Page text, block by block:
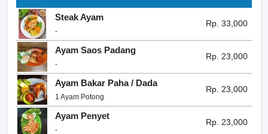
Steak Ayam
-
Rp. 33,000
Ayam Saos Padang
-
Rp. 23,000
Ayam Bakar Paha / Dada
1 Ayam Potong
Rp. 23,000
Ayam Penyet
-
Rp. 23,000